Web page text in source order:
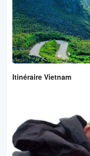
Itinéraire Vietnam